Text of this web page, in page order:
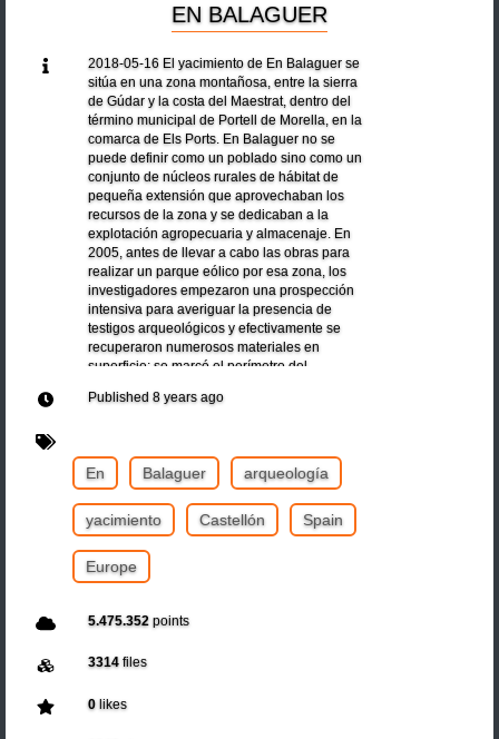
EN BALAGUER
2018-05-16 El yacimiento de En Balaguer se
sitúa en una zona montañosa, entre la sierra
de Gúdar y la costa del Maestrat, dentro del
término municipal de Portell de Morella, en la
comarca de Els Ports. En Balaguer no se
puede definir como un poblado sino como un
conjunto de núcleos rurales de hábitat de
pequeña extensión que aprovechaban los
recursos de la zona y se dedicaban a la
explotación agropecuaria y almacenaje. En
2005, antes de llevar a cabo las obras para
realizar un parque eólico por esa zona, los
investigadores empezaron una prospección
intensiva para averiguar la presencia de
testigos arqueológicos y efectivamente se
recuperaron numerosos materiales en
superficie; se marcó el perímetro del
diferentes estructuras. Hacia la mitad del año
cómo la obras afectarían la zona y comprobar
las hipótesis sobre la cronología del complejo.
Published 8 years ago
En Balaguer arqueología
yacimiento Castellón Spain
Europe
5.475.352points
3314files
0likes